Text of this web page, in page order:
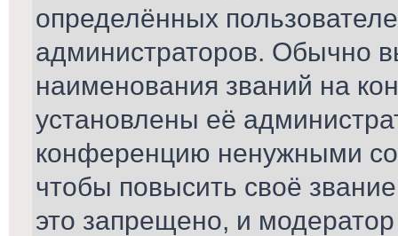
определённых
администраторов. Обычно
наименования званий на
установлены её
конференцию ненужными
чтобы повысить своё
это запрещено, и